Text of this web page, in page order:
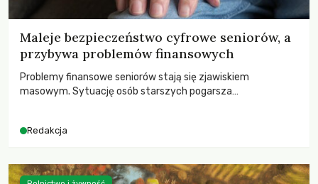
Maleje bezpieczeństwo cyfrowe seniorów, a
przybywa problemów finansowych
Problemy finansowe seniorów stają się zjawiskiem
masowym. Sytuację osób starszych pogarsza
Redakcja